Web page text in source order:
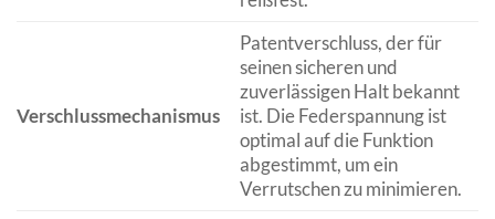
Verschlussmechanismus
Patentverschluss, der für
seinen sicheren und
zuverlässigen Halt bekannt
ist. Die Federspannung ist
optimal auf die Funktion
abgestimmt, um ein
Verrutschen zu minimieren.